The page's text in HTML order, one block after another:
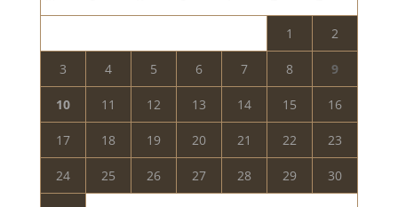
1 2
3 4 5 6 7 8 9
10 11 12 13 14 15 16
17 18 19 20 21 22 23
24 25 26 27 28 29 30